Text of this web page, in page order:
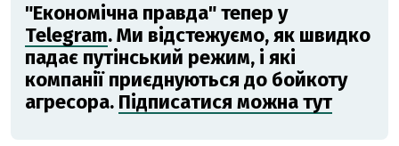
"Економічна правда" тепер у
Telegram. Ми відстежуємо, як швидко
падає путінський режим, і які
компанії приєднуються до бойкоту
агресора. Підписатися можна тут